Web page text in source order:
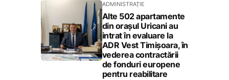
ADMINISTRAȚIE
Alte 502 apartamente
din orașul Uricani au
intrat în evaluare la
ADR Vest Timișoara, în
vederea contractării
de fonduri europene
pentru reabilitare